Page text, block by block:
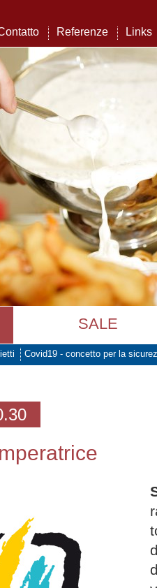
Referenze Links
SALE
Covid19 - concetto per la